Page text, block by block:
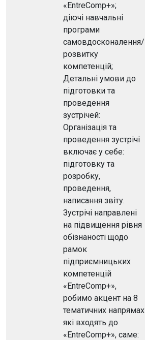
«EntreComp+»;
діючі навчальні
програми
самовдосконалення/
розвитку
компетенцій;
Детальні умови до
підготовки та
проведення
зустрічей:
Організація та
проведення зустрічі
включає у себе:
підготовку та
розробку,
проведення,
написання звіту.
Зустрічі направлені
на підвищення рівня
обізнаності щодо
рамок
підприємницьких
компетенцій
«EntreComp+»,
робимо акцент на 8
тематичних напрямах
які входять до
«EntreComp+», саме: